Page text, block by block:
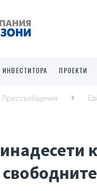
ИНВЕСТИТОРА ПРОЕКТИ
Прессъобщения